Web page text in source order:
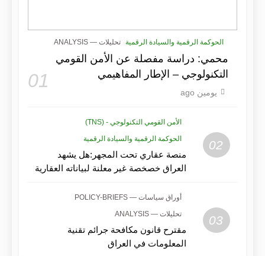
الحوكمة الرقمية والسيادة الرقمية تحليلات — ANALYSIS
محمي: دراسة مفصلة عن الأمن القومي
التكنولوجي – الإطار المفاهيمي
01
يومين ago
02
الأمن القومي التكنولوجي - (TNS)
الحوكمة الرقمية والسيادة الرقمية
منصة عقاري تحت المجهر:هل يشهد
العراق خصخصة غير معلنة لبياناته العقارية
03
أوراق سياسات — POLICY-BRIEFS
تحليلات — ANALYSIS
مقترح قانون مكافحة جرائم تقنية
المعلومات في العراق